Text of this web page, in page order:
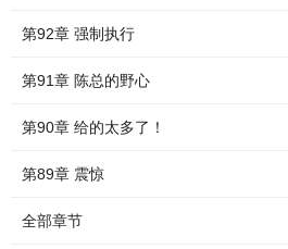
第92章 强制执行
第91章 陈总的野心
第90章 给的太多了！
第89章 震惊
全部章节